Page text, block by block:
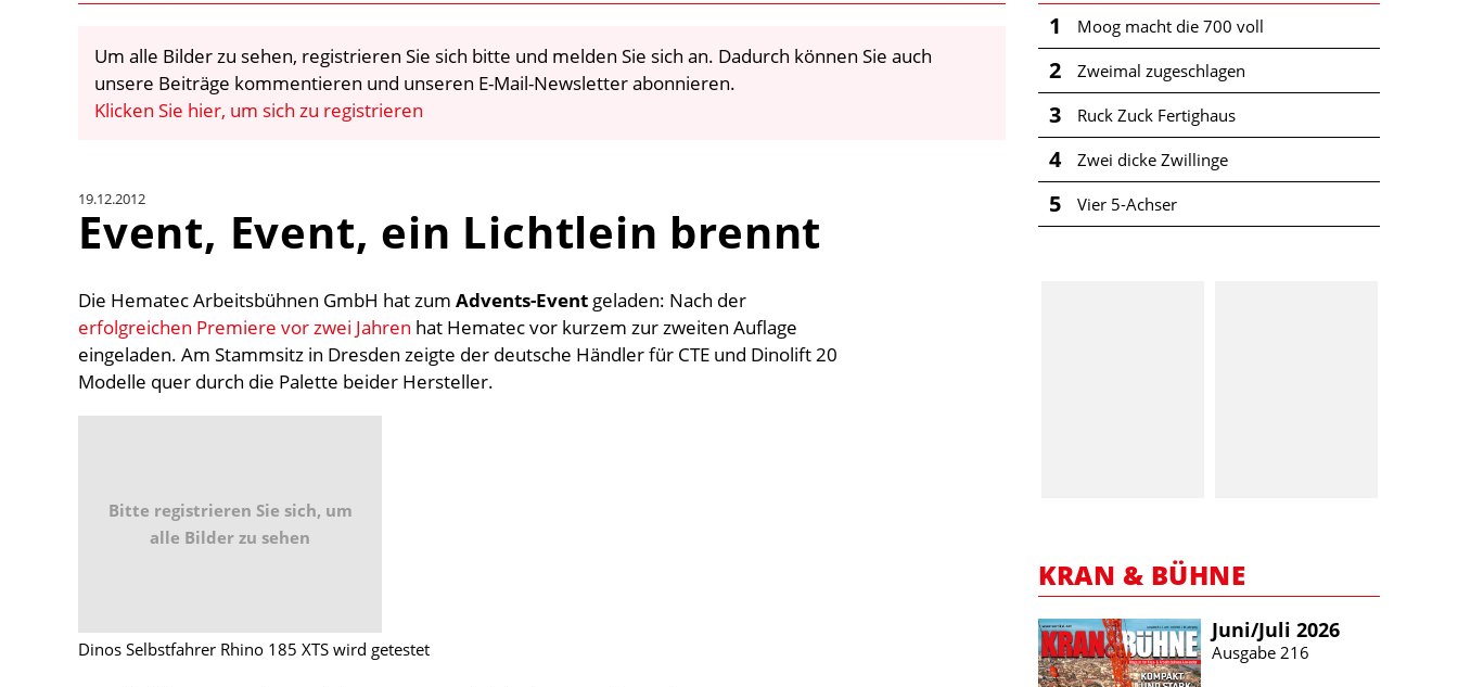
Um alle Bilder zu sehen, registrieren Sie sich bitte und melden Sie sich an. Dadurch können Sie auch
unsere Beiträge kommentieren und unseren E-Mail-Newsletter abonnieren.
Klicken Sie hier, um sich zu registrieren
19.12.2012
Event, Event, ein Lichtlein brennt
Die Hematec Arbeitsbühnen GmbH hat zum Advents-Event geladen: Nach der
erfolgreichen Premiere vor zwei Jahren hat Hematec vor kurzem zur zweiten Auflage
eingeladen. Am Stammsitz in Dresden zeigte der deutsche Händler für CTE und Dinolift 20
Modelle quer durch die Palette beider Hersteller.
Bitte registrieren Sie sich, um
alle Bilder zu sehen
Dinos Selbstfahrer Rhino 185 XTS wird getestet
1 Moog macht die 700 voll
2 Zweimal zugeschlagen
3 Ruck Zuck Fertighaus
4 Zwei dicke Zwillinge
5 Vier 5-Achser
KRAN & BÜHNE
Juni/​Juli 2026
Ausgabe 216